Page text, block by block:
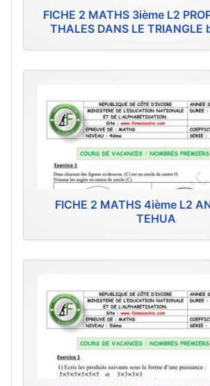
FICHE 2 MATHS 3ième L2
THALES DANS LE TRIANGLE
FICHE 2 MATHS 4ième L2
TEHUA